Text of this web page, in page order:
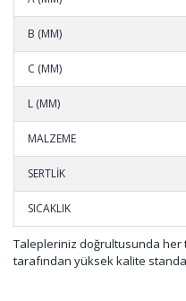
B (MM)
C (MM)
L (MM)
MALZEME
SERTLİK
SICAKLIK
Talepleriniz doğrultusunda her
tarafından yüksek kalite